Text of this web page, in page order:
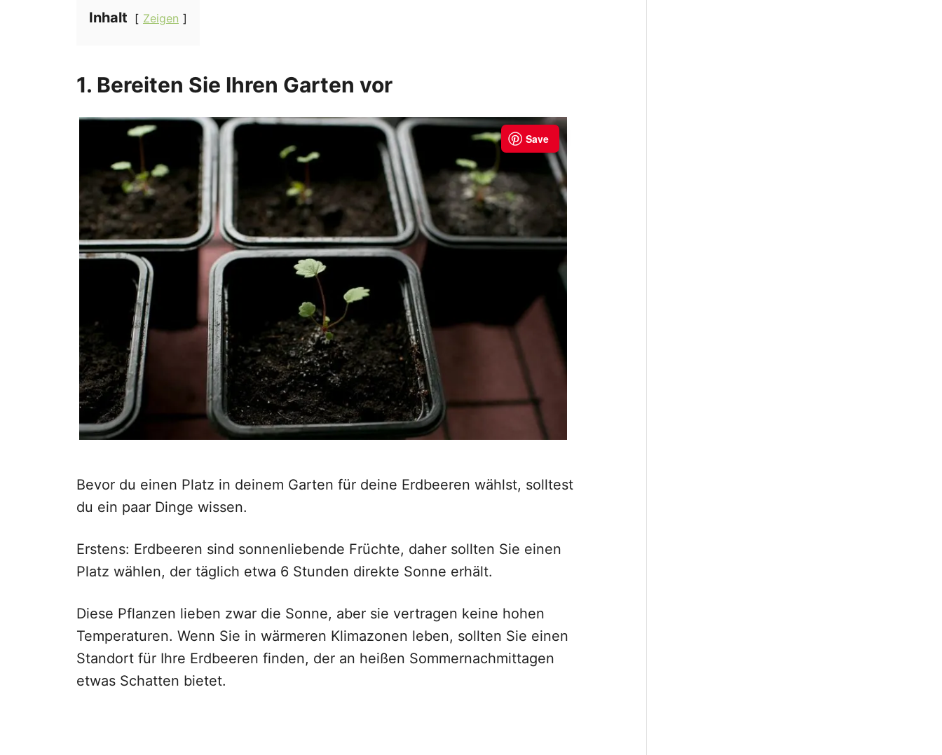
Inhalt Zeigen
1. Bereiten Sie Ihren Garten vor
Bevor du einen Platz in deinem Garten für deine Erdbeeren wählst, solltest
du ein paar Dinge wissen.
Erstens: Erdbeeren sind sonnenliebende Früchte, daher sollten Sie einen
Platz wählen, der täglich etwa 6 Stunden direkte Sonne erhält.
Diese Pflanzen lieben zwar die Sonne, aber sie vertragen keine hohen
Temperaturen. Wenn Sie in wärmeren Klimazonen leben, sollten Sie einen
Standort für Ihre Erdbeeren finden, der an heißen Sommernachmittagen
etwas Schatten bietet.